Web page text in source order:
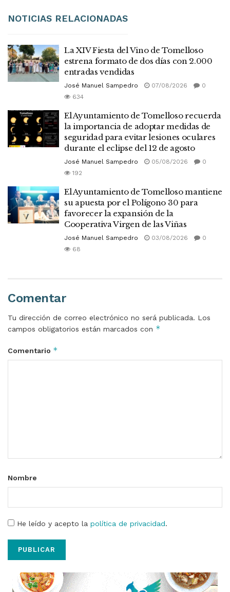
NOTICIAS RELACIONADAS
La XIV Fiesta del Vino de Tomelloso
estrena formato de dos días con 2.000
entradas vendidas
José Manuel Sampedro 07/08/2026
0
634
El Ayuntamiento de Tomelloso recuerda
la importancia de adoptar medidas de
seguridad para evitar lesiones oculares
durante el eclipse del 12 de agosto
José Manuel Sampedro 05/08/2026
0
192
El Ayuntamiento de Tomelloso mantiene
su apuesta por el Polígono 30 para
favorecer la expansión de la
Cooperativa Virgen de las Viñas
José Manuel Sampedro 03/08/2026
0
68
Comentar
Tu dirección de correo electrónico no será publicada. Los
campos obligatorios están marcados con *
Comentario *
Nombre
He leído y acepto la política de privacidad.